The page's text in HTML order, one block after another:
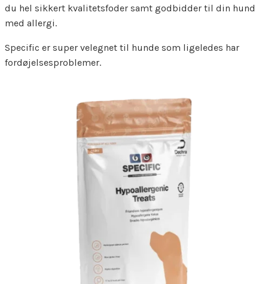
du hel sikkert kvalitetsfoder samt godbidder til din hund
med allergi.
Specific er super velegnet til hunde som ligeledes har
fordøjelsesproblemer.